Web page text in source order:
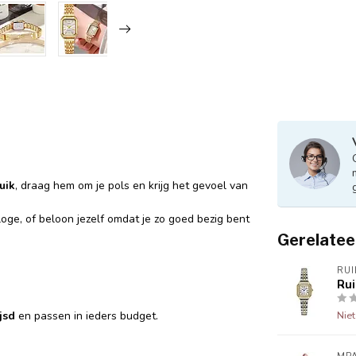
, draag hem om je pols en krijg het gevoel van
of beloon jezelf omdat je zo goed bezig bent
en passen in ieders budget.